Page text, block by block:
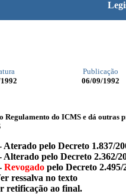
Publicação
06/09/1992
Regulamento do ICMS e dá outras
Aterado pelo Decreto 1.837/
Alterado pelo Decreto 2.362/
Revogado pelo Decreto 2.495/
ressalva no texto
retificação ao final.